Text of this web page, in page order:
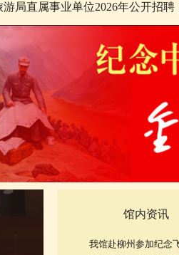
局直属事业单位2026年公开招聘
馆内资讯
我馆赴柳州参加纪念